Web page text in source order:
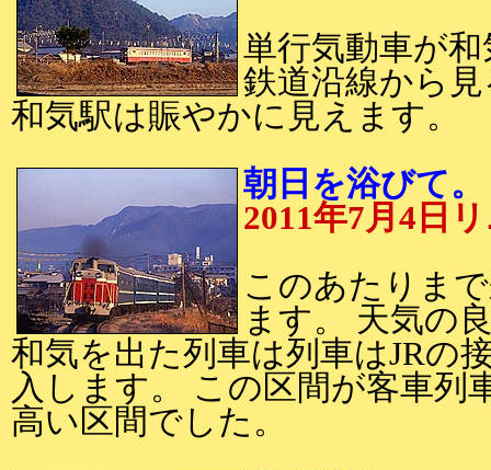
単行気動車が
鉄道沿線から
和気駅は賑やかに見えます。
朝日を浴びて。
2011年7月4
このあたりま
ます。 天気の
和気を出た列車は列車はJRの
入します。 この区間が客車列
高い区間でした。